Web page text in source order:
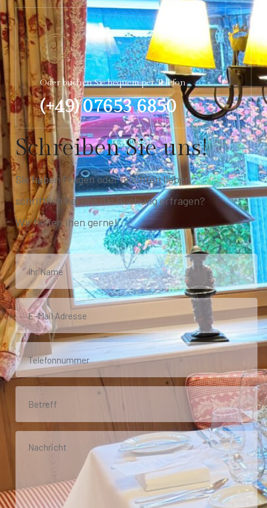
Oder buchen Sie bequem per Telefon
(+49) 07653 6850
Schreiben Sie uns!
Sie haben Fragen oder möchten lieber
schriftlich bei uns die Buchung erfragen?
Wir helfen Ihen gerne!